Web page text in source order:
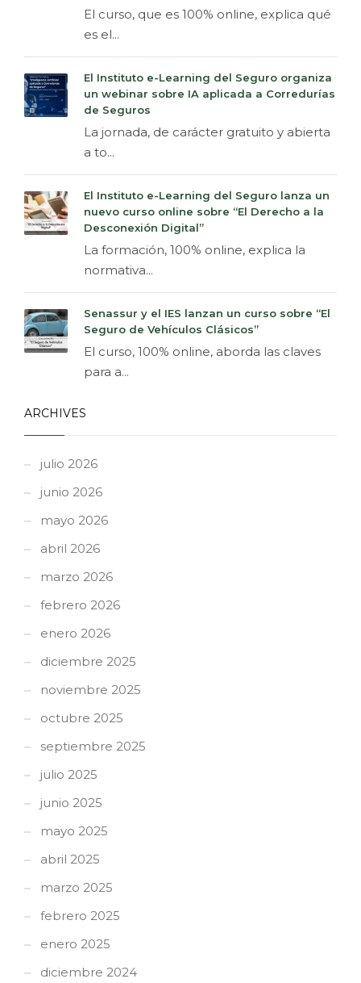
El curso, que es 100% online, explica qué
es el...
El Instituto e-Learning del Seguro organiza
un webinar sobre IA aplicada a Corredurías
de Seguros
La jornada, de carácter gratuito y abierta
a to...
El Instituto e-Learning del Seguro lanza un
nuevo curso online sobre “El Derecho a la
Desconexión Digital”
La formación, 100% online, explica la
normativa...
Senassur y el IES lanzan un curso sobre “El
Seguro de Vehículos Clásicos”
El curso, 100% online, aborda las claves
para a...
ARCHIVES
julio 2026
junio 2026
mayo 2026
abril 2026
marzo 2026
febrero 2026
enero 2026
diciembre 2025
noviembre 2025
octubre 2025
septiembre 2025
julio 2025
junio 2025
mayo 2025
abril 2025
marzo 2025
febrero 2025
enero 2025
diciembre 2024